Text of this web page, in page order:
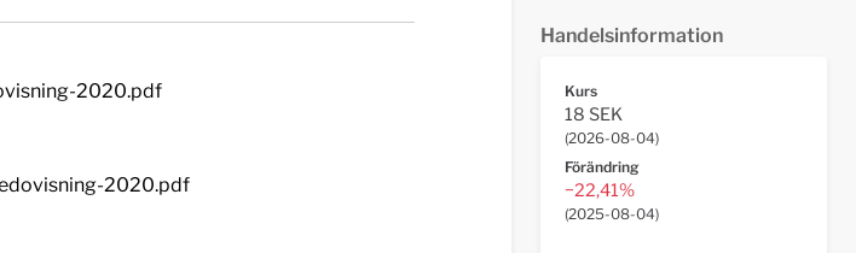
2020.pdf
2020.pdf
Handelsinformation
Kurs
18 SEK
(2026-08-04)
Förändring
−22,41%
(2025-08-04)